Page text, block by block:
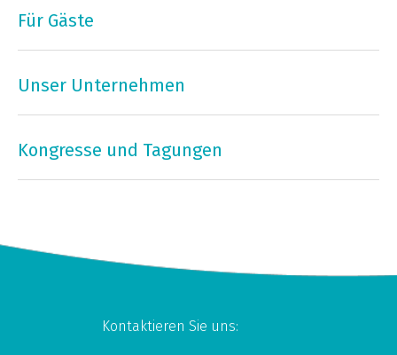
Für Gäste
Unser Unternehmen
Kongresse und Tagungen
Kontaktieren Sie uns: